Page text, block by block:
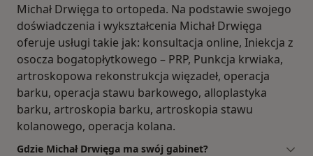
Michał Drwięga to ortopeda. Na podstawie swojego
doświadczenia i wykształcenia Michał Drwięga
oferuje usługi takie jak: konsultacja online, Iniekcja z
osocza bogatopłytkowego – PRP, Punkcja krwiaka,
artroskopowa rekonstrukcja więzadeł, operacja
barku, operacja stawu barkowego, alloplastyka
barku, artroskopia barku, artroskopia stawu
kolanowego, operacja kolana.
Gdzie Michał Drwięga ma swój gabinet?